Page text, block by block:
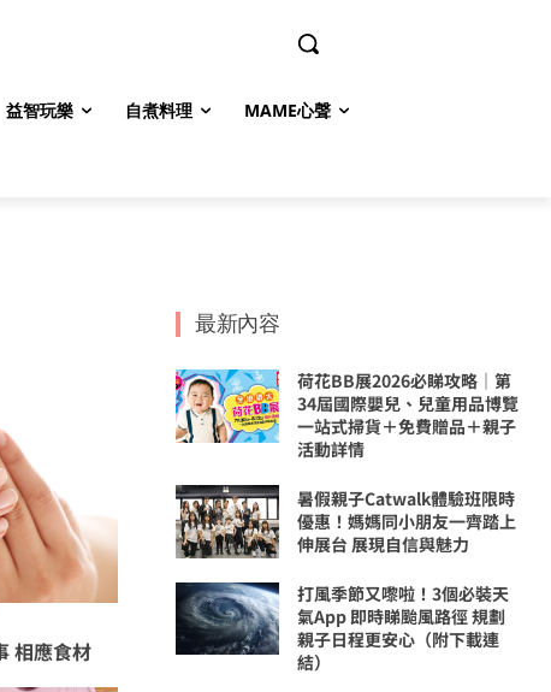
益智玩樂 自煮料理 MAME心聲
相應食材
最新內容
荷花BB展2026必睇攻略｜第
34屆國際嬰兒、兒童用品博覽
一站式掃貨＋免費贈品＋親子
活動詳情
暑假親子Catwalk體驗班限時
優惠！媽媽同小朋友一齊踏上
伸展台 展現自信與魅力
打風季節又嚟啦！3個必裝天
氣App 即時睇颱風路徑 規劃
親子日程更安心（附下載連
結）